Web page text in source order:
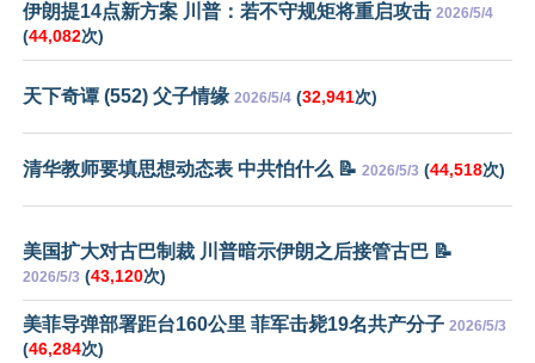
伊朗提14点新方案 川普：若不守规矩将重启攻击 2026/5/4
(44,082次)
天下奇谭 (552) 父子情缘 2026/5/4 (32,941次)
清华教师要填思想动态表 中共怕什么 📝 2026/5/3 (44,518次)
美国扩大对古巴制裁 川普暗示伊朗之后接管古巴 📝
2026/5/3 (43,120次)
美菲导弹部署距台160公里 菲军击毙19名共产分子 2026/5/3
(46,284次)